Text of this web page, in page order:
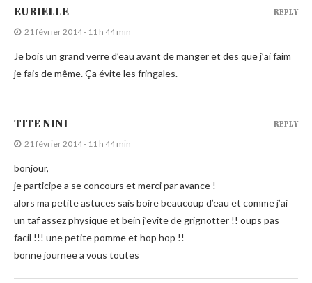
EURIELLE
21 février 2014 - 11 h 44 min
Je bois un grand verre d’eau avant de manger et dēs que j’ai faim
je fais de même. Ça évite les fringales.
REPLY
TITE NINI
21 février 2014 - 11 h 44 min
bonjour,
je participe a se concours et merci par avance !
alors ma petite astuces sais boire beaucoup d’eau et comme j’ai
un taf assez physique et bein j’evite de grignotter !! oups pas
facil !!! une petite pomme et hop hop !!
bonne journee a vous toutes
REPLY